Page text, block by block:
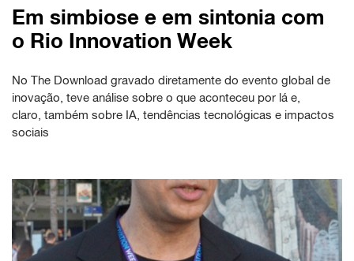
Em simbiose e em sintonia com
o Rio Innovation Week
No The Download gravado diretamente do evento global de
inovação, teve análise sobre o que aconteceu por lá e,
claro, também sobre IA, tendências tecnológicas e impactos
sociais